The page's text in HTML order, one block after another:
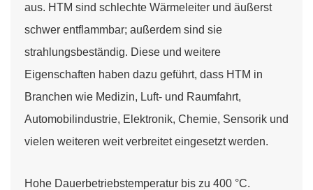
aus. HTM sind schlechte Wärmeleiter und äußerst
schwer entflammbar; außerdem sind sie
strahlungsbeständig. Diese und weitere
Eigenschaften haben dazu geführt, dass HTM in
Branchen wie Medizin, Luft- und Raumfahrt,
Automobilindustrie, Elektronik, Chemie, Sensorik und
vielen weiteren weit verbreitet eingesetzt werden.
Hohe Dauerbetriebstemperatur bis zu 400 °C.